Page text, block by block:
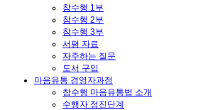
참수행 1부
참수행 2부
참수행 3부
서평 자료
자주하는 질문
도서 구입
마음유통 경영자과정
참수행 마음유통법 소개
수행자 정진단계